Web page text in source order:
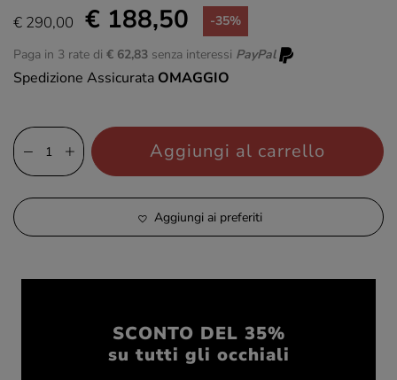
€ 290,00 € 188,50 -35%
Paga in 3 rate di € 62,83 senza interessi PayPal
Spedizione Assicurata OMAGGIO
Aggiungi al carrello
Aggiungi ai preferiti
SCONTO DEL 35%
su tutti gli occhiali